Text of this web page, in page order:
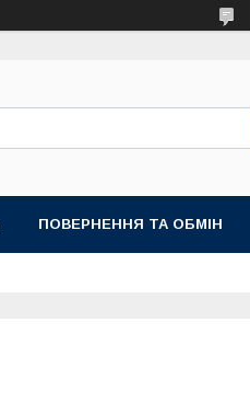
ПОВЕРНЕННЯ ТА ОБМІН